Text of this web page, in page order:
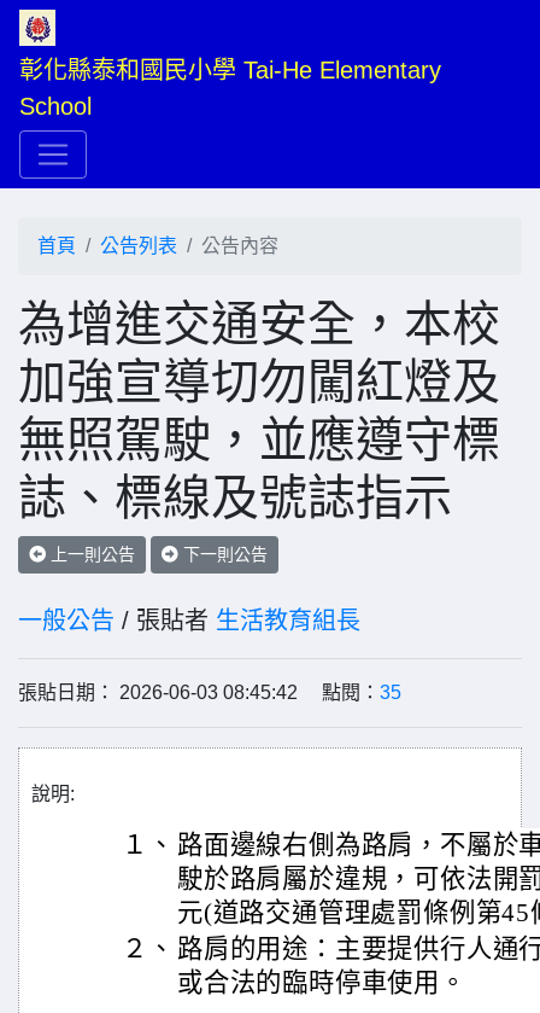
彰化縣泰和國民小學 Tai-He Elementary
School
首頁 公告列表 公告內容
為增進交通安全，本校
加強宣導切勿闖紅燈及
無照駕駛，並應遵守標
誌、標線及號誌指示
上一則公告 下一則公告
一般公告 / 張貼者 生活教育組長
張貼日期： 2026-06-03 08:45:42 點閱： 35
說明:
１、 路面邊線右側為路肩，不屬於
駛於路肩屬於違規，可依法開
元(道路交通管理處罰條例第
２、 路肩的用途：主要提供行人通
或合法的臨時停車使用。